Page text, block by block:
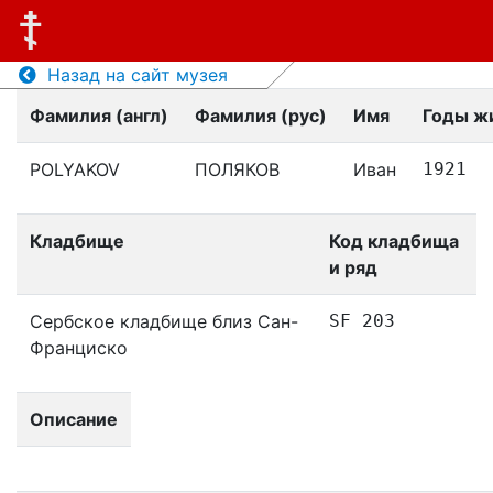
Назад на сайт музея
Фамилия (англ)
Фамилия (рус) Имя Годы
POLYAKOV ПОЛЯКОВ Иван 1921
Кладбище
Код кладбища
и ряд
Сербское кладбище близ Сан-
Франциско
SF 203
Описание